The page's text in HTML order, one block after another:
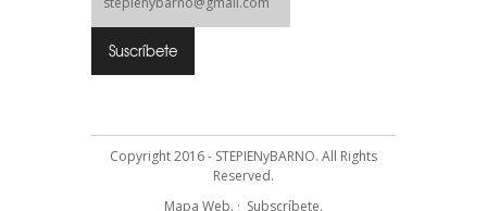
Copyright 2016 - STEPIENyBARNO. All Rights
Reserved.
Mapa Web. · Subscríbete.